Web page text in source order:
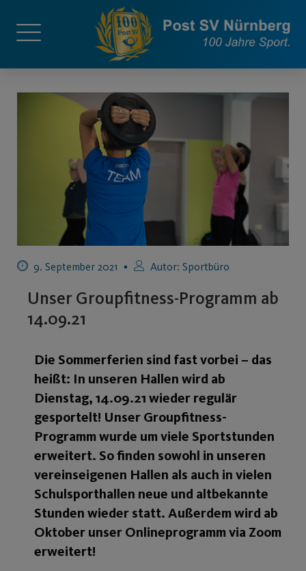
9. September 2021 Autor: Sportbüro
Unser Groupfitness-Programm ab
14.09.21
Die Sommerferien sind fast vorbei – das
heißt: In unseren Hallen wird ab
Dienstag, 14.09.21 wieder regulär
gesportelt! Unser Groupfitness-
Programm wurde um viele Sportstunden
erweitert. So finden sowohl in unseren
vereinseigenen Hallen als auch in vielen
Schulsporthallen neue und altbekannte
Stunden wieder statt. Außerdem wird ab
Oktober unser Onlineprogramm via Zoom
erweitert!